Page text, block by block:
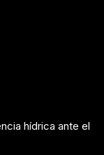
hídrica ante el